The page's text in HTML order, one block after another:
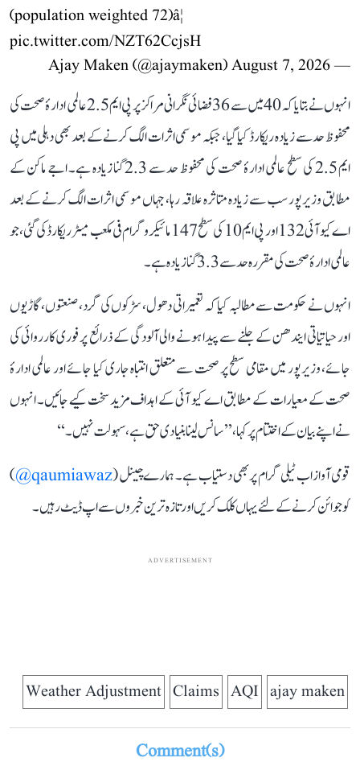
(population weighted 72)â¦
pic.twitter.com/NZT62CcjsH
— Ajay Maken (@ajaymaken)
August 7, 2026
انہوں نے بتایا کہ 40 میں سے 36 فضائی نگرانی مراکز پر پی ایم 2.5 عالمی ادارۂ صحت کی
محفوظ حد سے زیادہ ریکارڈ کیا گیا، جبکہ موسمی اثرات الگ کرنے کے بعد بھی دہلی میں پی
ایم 2.5 کی سطح عالمی ادارۂ صحت کی محفوظ حد سے 2.3 گنا زیادہ ہے۔ اجے ماکن کے
مطابق وزیرپور سب سے زیادہ متاثرہ علاقہ رہا، جہاں موسمی اثرات الگ کرنے کے بعد
اے کیو آئی 132 اور پی ایم 10 کی سطح 147 مائیکروگرام فی مکعب میٹر ریکارڈ کی گئی، جو
عالمی ادارۂ صحت کی مقررہ حد سے 3.3 گنا زیادہ ہے۔
انہوں نے حکومت سے مطالبہ کیا کہ تعمیراتی دھول، سڑکوں کی گرد، صنعتوں، گاڑیوں
اور حیاتیاتی ایندھن کے جلنے سے پیدا ہونے والی آلودگی کے ذرائع پر فوری کارروائی کی
جائے، وزیرپور میں مقامی سطح پر صحت سے متعلق انتباہ جاری کیا جائے اور عالمی ادارۂ
صحت کے معیارات کے مطابق اے کیو آئی کے اہداف مزید سخت کیے جائیں۔ انہوں
نے اپنے بیان کے اختتام پر کہا، ’’سانس لینا بنیادی حق ہے، سہولت نہیں۔‘‘
قومی آواز اب ٹیلی گرام پر بھی دستیاب ہے۔ ہمارے چینل (qaumiawaz@
)
کو جوائن کرنے کے لئے یہاں کلک کریں اور تازہ ترین خبروں سے اپ ڈیٹ رہیں۔
ADVERTISEMENT
ajay maken
AQI
Claims
Weather Adjustment
Comment(s)